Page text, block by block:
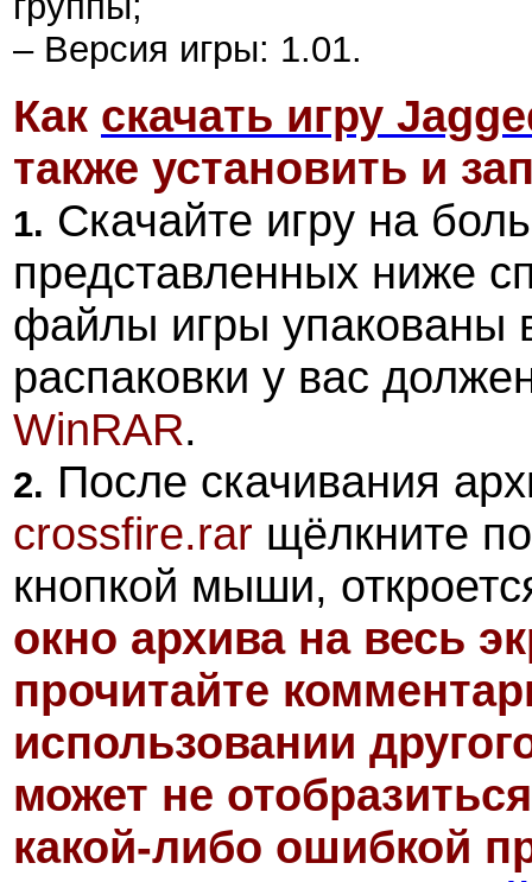
– Версия игры: 1.01.
Как скачать игру
также установить и
1. Скачайте игру на
представленных ниже
файлы игры упакованы
распаковки у вас
WinRAR.
2. После скачивания
crossfire.rar щёлкните
кнопкой мыши,
окно архива на весь
прочитайте
использовании
может не
какой-либо ошибкой